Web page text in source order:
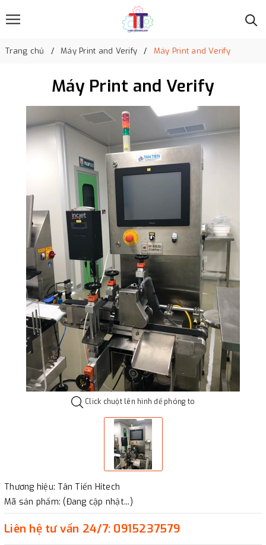
Trang chủ Máy Print and Verify Máy Print and Verify
Máy Print and Verify
Click chuột lên hình để phóng to
Thương hiệu: Tân Tiến Hitech
Mã sản phẩm: (Đang cập nhật...)
Liên hệ tư vấn 24/7: 0915237579